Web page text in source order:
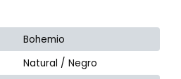
Bohemio
Natural / Negro